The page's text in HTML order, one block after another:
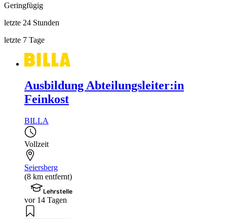
Geringfügig
letzte 24 Stunden
letzte 7 Tage
Ausbildung Abteilungsleiter:in
Feinkost
BILLA
Vollzeit
Seiersberg
(8 km entfernt)
Lehrstelle
vor 14 Tagen